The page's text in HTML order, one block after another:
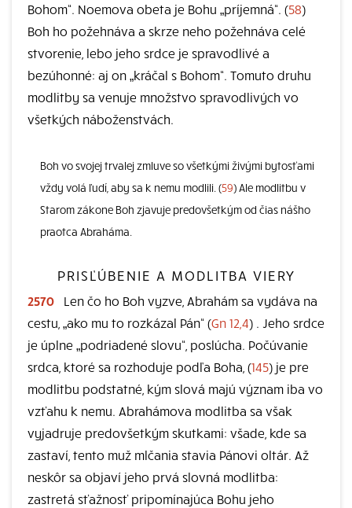
Bohom“. Noemova obeta je Bohu „príjemná“. (58)
Boh ho požehnáva a skrze neho požehnáva celé
stvorenie, lebo jeho srdce je spravodlivé a
bezúhonné: aj on „kráčal s Bohom“. Tomuto druhu
modlitby sa venuje množstvo spravodlivých vo
všetkých náboženstvách.
Boh vo svojej trvalej zmluve so všetkými živými bytosťami
vždy volá ľudí, aby sa k nemu modlili. (59) Ale modlitbu v
Starom zákone Boh zjavuje predovšetkým od čias nášho
praotca Abraháma.
PRISĽÚBENIE A MODLITBA VIERY
2570
Len čo ho Boh vyzve, Abrahám sa vydáva na
cestu, „ako mu to rozkázal Pán“ (Gn 12,4) . Jeho srdce
je úplne „podriadené slovu“, poslúcha. Počúvanie
srdca, ktoré sa rozhoduje podľa Boha, (145) je pre
modlitbu podstatné, kým slová majú význam iba vo
vzťahu k nemu. Abrahámova modlitba sa však
vyjadruje predovšetkým skutkami: všade, kde sa
zastaví, tento muž mlčania stavia Pánovi oltár. Až
neskôr sa objaví jeho prvá slovná modlitba:
zastretá sťažnosť pripomínajúca Bohu jeho